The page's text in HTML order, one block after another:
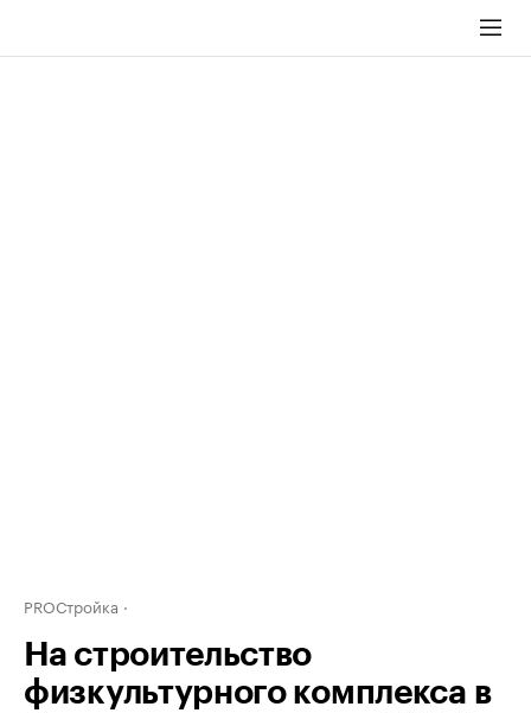
PROСтройка
На строительство
физкультурного комплекса в